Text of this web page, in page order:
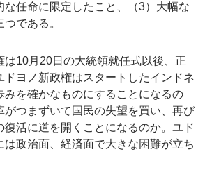
な任命に限定したこと、（3）大幅な
である。
は10月20日の大統領就任式以後、正
ドヨノ新政権はスタートしたインドネ
みを確かなものにすることになるの
がつまずいて国民の失望を買い、再び
復活に道を開くことになるのか。ユド
は政治面、経済面で大きな困難が立ち